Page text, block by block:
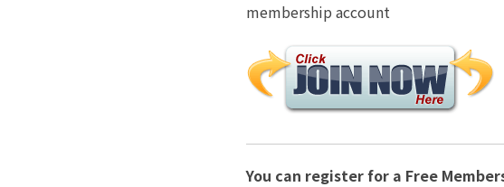
membership account
You can register for a Free